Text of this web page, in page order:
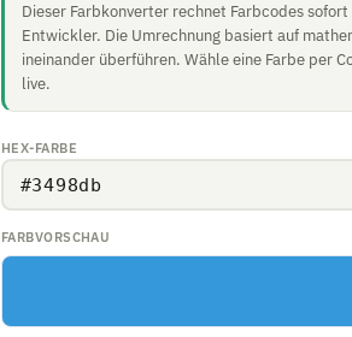
Dieser Farbkonverter rechnet Farbcodes
Entwickler. Die Umrechnung basiert auf
ineinander überführen. Wähle eine Farbe per
live.
HEX-FARBE
FARBVORSCHAU